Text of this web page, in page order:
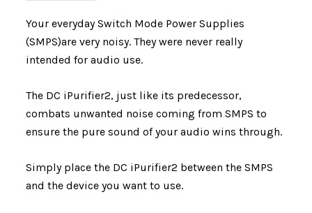
Your everyday Switch Mode Power Supplies
(SMPS)are very noisy. They were never really
intended for audio use.
The DC iPurifier2, just like its predecessor,
combats unwanted noise coming from SMPS to
ensure the pure sound of your audio wins through.
Simply place the DC iPurifier2 between the SMPS
and the device you want to use.